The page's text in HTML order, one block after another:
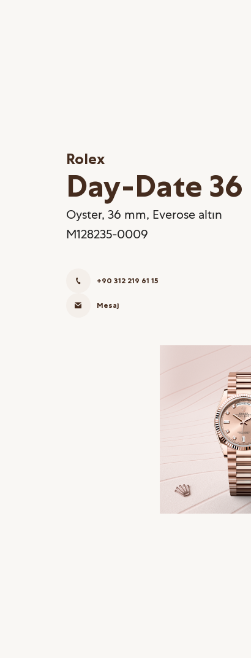
Rolex
Day-Date 36
Oyster, 36 mm, Everose altın
M128235-0009
+90 312 219 61 15
Mesaj